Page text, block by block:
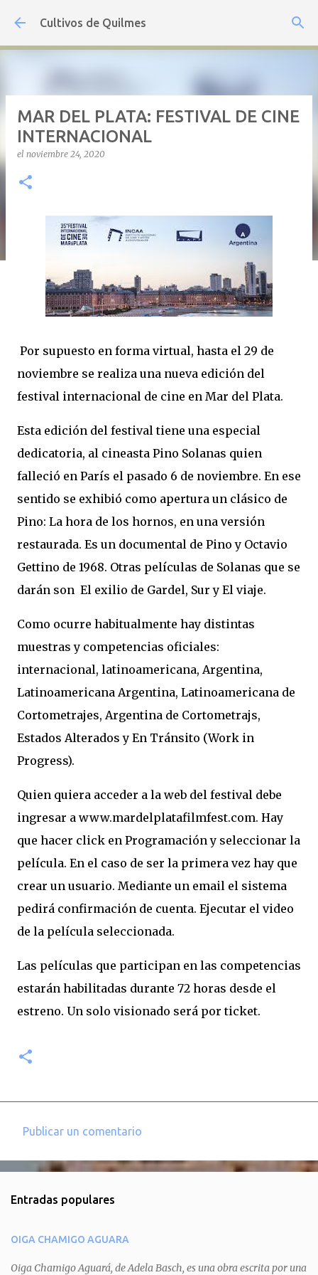
Ir al contenido principal
Cultivos de Quilmes
MAR DEL PLATA: FESTIVAL DE CINE
INTERNACIONAL
el noviembre 24, 2020
Por supuesto en forma virtual, hasta el 29 de
noviembre se realiza una nueva edición del
festival internacional de cine en Mar del Plata.
Esta edición del festival tiene una especial
dedicatoria, al cineasta Pino Solanas quien
falleció en París el pasado 6 de noviembre. En ese
sentido se exhibió como apertura un clásico de
Pino: La hora de los hornos, en una versión
restaurada. Es un documental de Pino y Octavio
Gettino de 1968. Otras películas de Solanas que se
darán son El exilio de Gardel, Sur y El viaje.
Como ocurre habitualmente hay distintas
muestras y competencias oficiales:
internacional, latinoamericana, Argentina,
Latinoamericana Argentina, Latinoamericana de
Cortometrajes, Argentina de Cortometrajs,
Estados Alterados y En Tránsito (Work in
Progress).
Quien quiera acceder a la web del festival debe
ingresar a www.mardelplatafilmfest.com. Hay
que hacer click en Programación y seleccionar la
película. En el caso de ser la primera vez hay que
crear un usuario. Mediante un email el sistema
pedirá confirmación de cuenta. Ejecutar el video
de la película seleccionada.
Las películas que participan en las competencias
estarán habilitadas durante 72 horas desde el
estreno. Un solo visionado será por ticket.
e
t
a
Publicar un comentario
Entradas populares
OIGA CHAMIGO AGUARA
Oiga Chamigo Aguará, de Adela Basch, es una obra escrita por una